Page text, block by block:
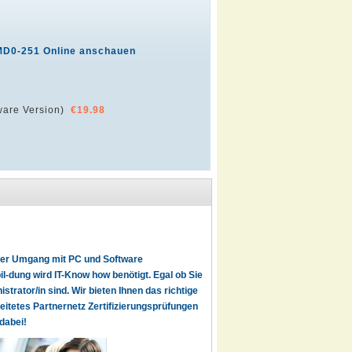
251 Online anschauen
Version) €19.98
Umgang mit PC und Software
wird IT-Know how benötigt. Egal ob Sie
in sind. Wir bieten Ihnen das richtige
Partnernetz Zertifizierungsprüfungen